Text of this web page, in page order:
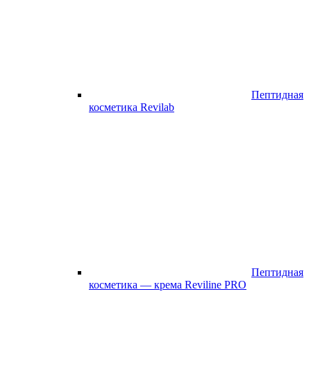
Пептидная
косметика Revilab
Пептидная
косметика — крема Reviline PRO